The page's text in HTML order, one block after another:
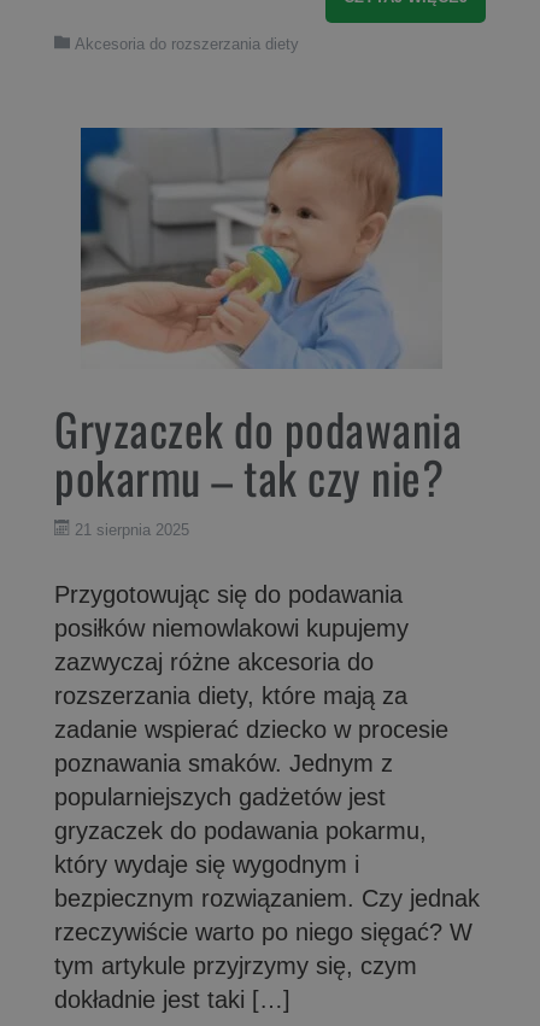
Akcesoria do rozszerzania diety
Gryzaczek do podawania
pokarmu – tak czy nie?
21 sierpnia 2025
Przygotowując się do podawania
posiłków niemowlakowi kupujemy
zazwyczaj różne akcesoria do
rozszerzania diety, które mają za
zadanie wspierać dziecko w procesie
poznawania smaków. Jednym z
popularniejszych gadżetów jest
gryzaczek do podawania pokarmu,
który wydaje się wygodnym i
bezpiecznym rozwiązaniem. Czy jednak
rzeczywiście warto po niego sięgać? W
tym artykule przyjrzymy się, czym
dokładnie jest taki […]